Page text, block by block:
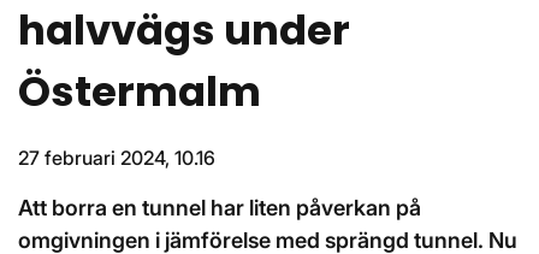
halvvägs under
Östermalm
27 februari 2024, 10.16
Att borra en tunnel har liten påverkan på
omgivningen i jämförelse med sprängd tunnel. Nu